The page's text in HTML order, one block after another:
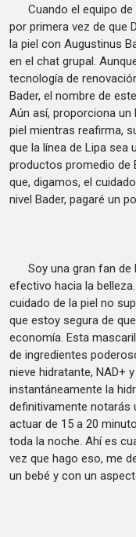
Cuando el equipo de
por primera vez de que
la piel con Augustinus
en el chat grupal.
tecnología de
Bader, el nombre de
Aún así, proporciona un
piel mientras reafirma,
que la línea de Lipa sea
productos promedio de
que, digamos, el
nivel Bader, pagaré un
Soy una gran fan de
efectivo hacia la
cuidado de la piel no
que estoy segura de
economía. Esta
de ingredientes
nieve hidratante, NAD+
instantáneamente la
definitivamente notarás
actuar de 15 a 20
toda la noche. Ahí es
vez que hago eso, me
un bebé y con un